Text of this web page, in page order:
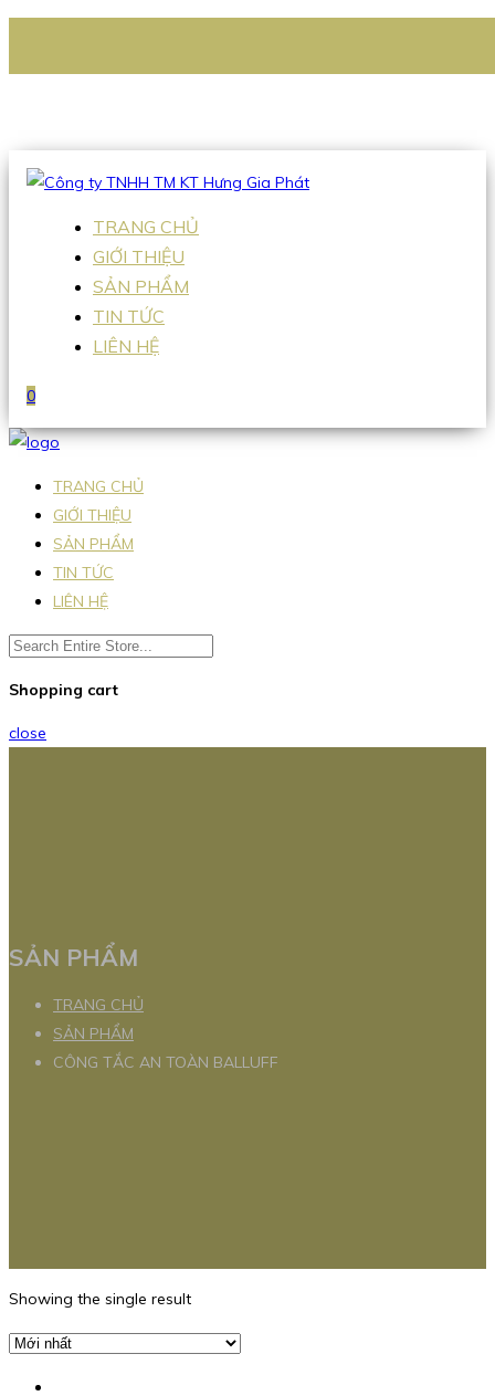
Hotline:0938 336 079
TRANG CHỦ
GIỚI THIỆU
SẢN PHẨM
TIN TỨC
LIÊN HỆ
0
TRANG CHỦ
GIỚI THIỆU
SẢN PHẨM
TIN TỨC
LIÊN HỆ
Shopping cart
close
SẢN PHẨM
TRANG CHỦ
SẢN PHẨM
CÔNG TẮC AN TOÀN BALLUFF
Showing the single result